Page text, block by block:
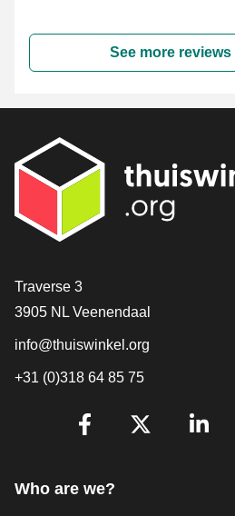
See more
Contact
Traverse 3
3905 NL Veenendaal
info@thuiswinkel.org
+31 (0)318 64 85 75
Are you already following
Who are we?